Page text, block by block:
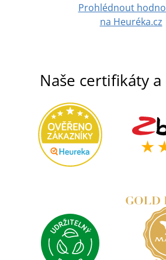
Prohlédnout
na Heuréka.cz
Naše certifikáty